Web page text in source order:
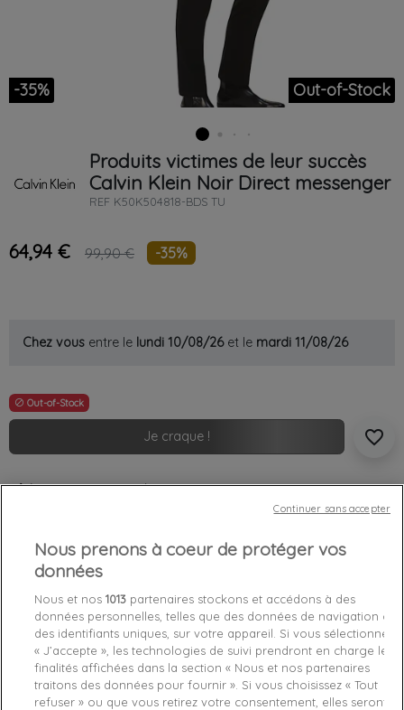
-35% Out-of-Stock
Produits victimes de leur succès
Calvin Klein Noir Direct messenger
REF K50K504818-BDS TU
64,94 € 99,90 € -35%
Chez vous entre le lundi 10/08/26et le mardi 11/08/26
 Out-of-Stock
Je craque ! favorite_border
Livraison gratuite *
Caractéristiques produit
Détails du produit Fabriquant
Référence K50K504818-BDS TU
Nous prenons à coeur de protéger vos
données
Nous et nos1013 partenaires stockons et accédons à des
données personnelles, telles que des données de navigation ou
des identifiants uniques, sur votre appareil. Si vous sélectionnez
« J’accepte », les technologies de suivi prendront en charge les
finalités affichées dans la section « Nous et nos partenaires
traitons des données pour fournir ». Si vous choisissez « Tout
refuser » ou que vous retirez votre consentement, elles seront
Continuer sans accepter